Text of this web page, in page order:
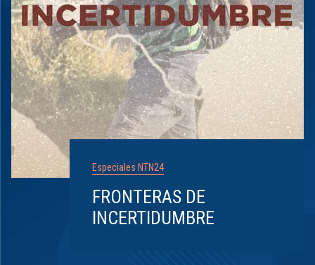
Especiales NTN24
FRONTERAS DE
INCERTIDUMBRE